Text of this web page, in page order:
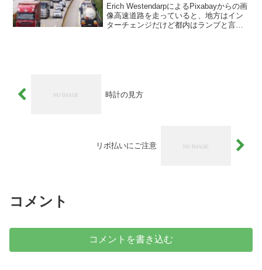
Erich WestendarpによるPixabayからの画
像高速道路を走っていると、地方はイン
ターチェンジだけど都内はランプと言っ
時計の見方
リボ払いにご注意
コメント
コメントを書き込む